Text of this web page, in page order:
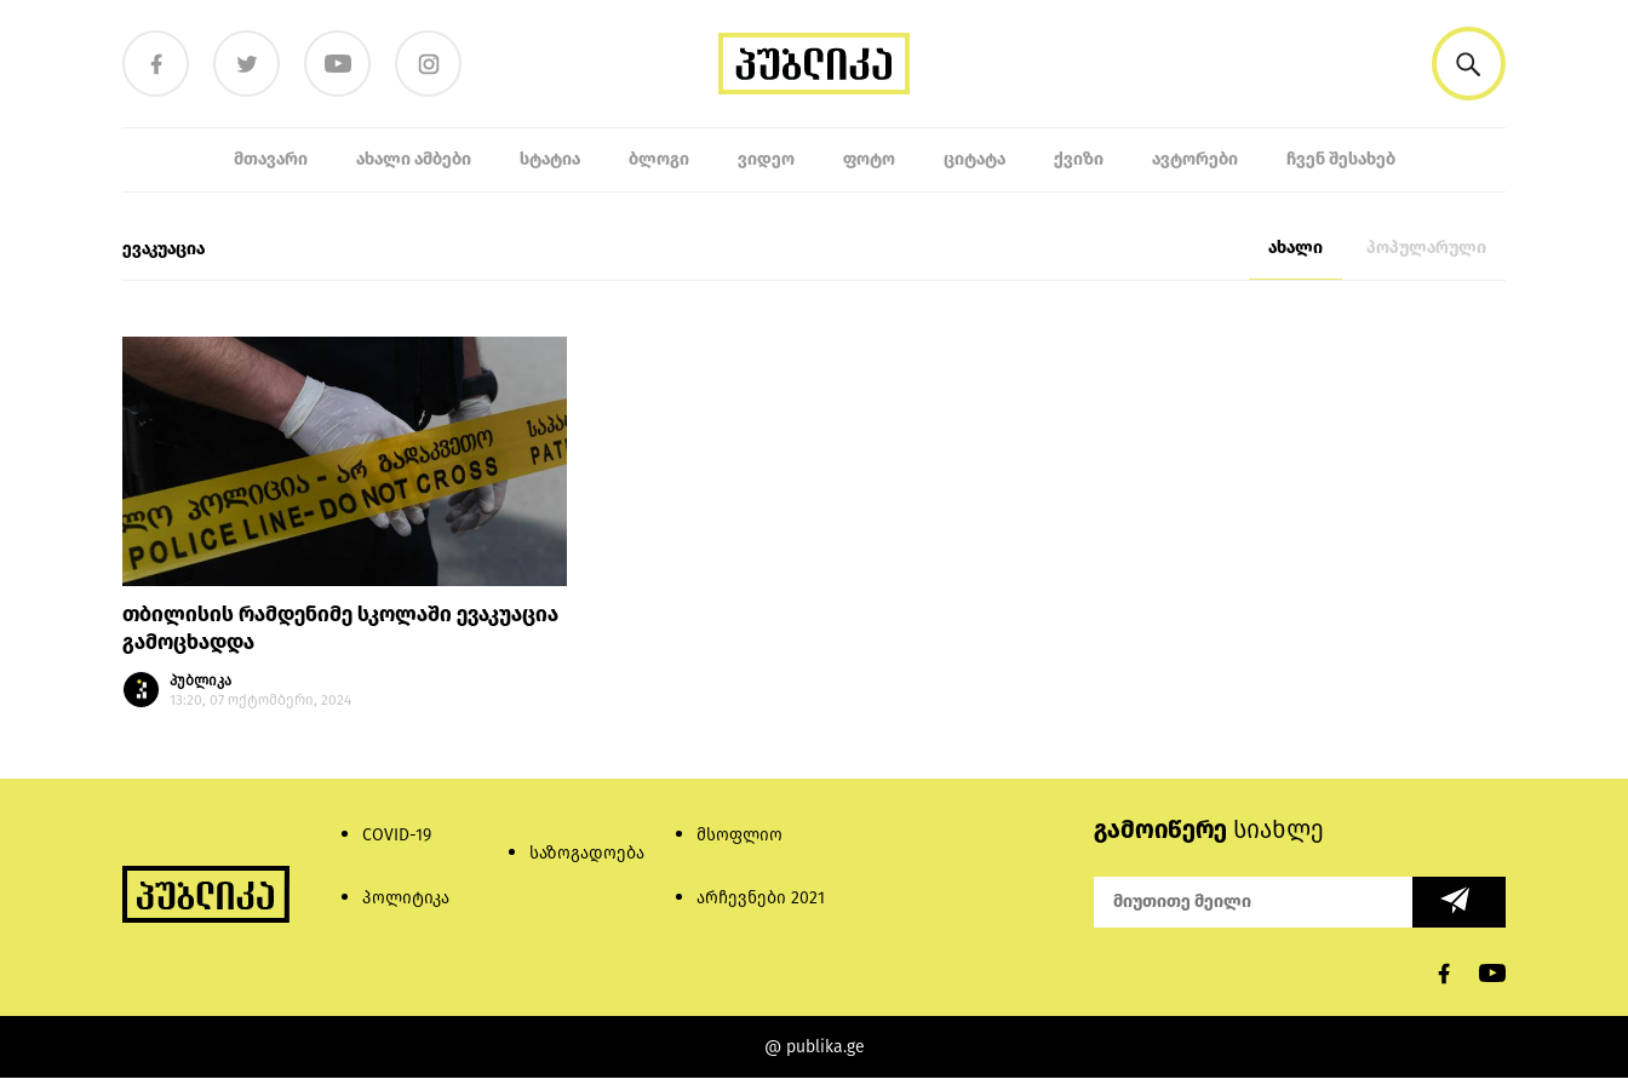
ᲛᲗᲐᲕᲐᲠᲘ ᲐᲮᲐᲚᲘ ᲐᲛᲑᲔᲑᲘ ᲡᲢᲐᲢᲘᲐ ᲑᲚᲝᲒᲘ ᲕᲘᲓᲔᲝ ᲤᲝᲢᲝ ᲪᲘᲢᲐᲢᲐ ᲥᲕᲘᲖᲘ ᲐᲕᲢᲝᲠᲔᲑᲘ ᲩᲕᲔᲜ ᲨᲔᲡᲐᲮᲔᲑ
ევაკუაცია ახალი პოპულარული
თბილისის რამდენიმე სკოლაში ევაკუაცია
გამოცხადდა
პუბლიკა
13:20, 07 ოქტომბერი, 2024
COVID-19
პოლიტიკა
საზოგადოება
მსოფლიო
არჩევნები 2021
გამოიწერე სიახლე
@ publika.ge